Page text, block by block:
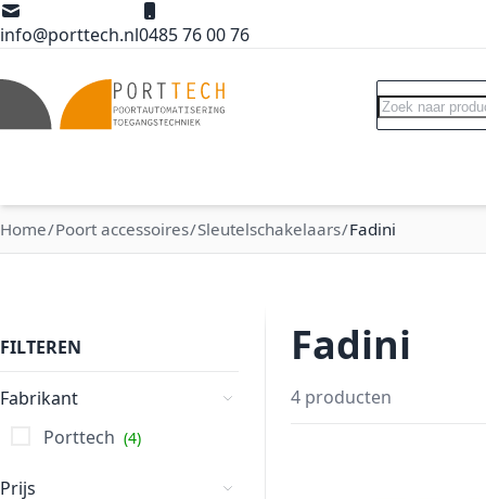
Ga naar de inhoud
info@porttech.nl0485 76 00 76
Search
Home Poort accessoires Sleutelschakelaars Fadini
FILTEREN
Fabrikant
Porttech
4
Prijs
Fadini
4 producten